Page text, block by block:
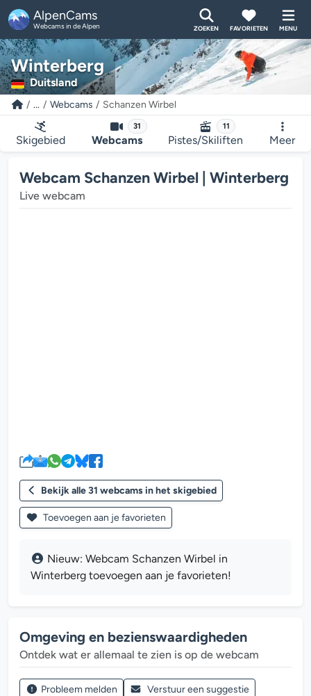
AlpenCams
Webcams in de Alpen ZOEKEN FAVORIETEN MENU
Winterberg
Duitsland
... Webcams Schanzen Wirbel
Skigebied
31
Webcams
11
Pistes/Skiliften Meer
Webcam Schanzen Wirbel | Winterberg
Live webcam
Bekijk alle 31 webcams in het skigebied
Toevoegen aan je favorieten
Nieuw: Webcam Schanzen Wirbel in
Winterberg toevoegen aan je favorieten!
Omgeving en bezienswaardigheden
Ontdek wat er allemaal te zien is op de webcam
Probleem melden Verstuur een suggestie